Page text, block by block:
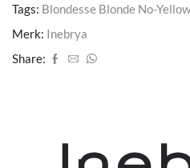
Tags: Blondesse Blonde No-Yellow
Merk: Inebrya
Share: